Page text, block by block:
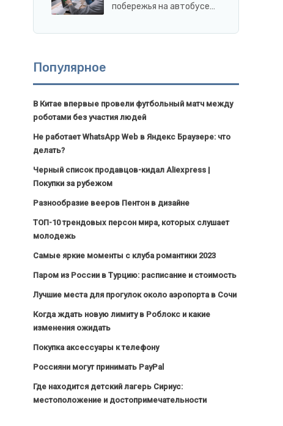
побережья на автобусе…
Популярное
В Китае впервые провели футбольный матч между
роботами без участия людей
Не работает WhatsApp Web в Яндекс Браузере: что
делать?
Черный список продавцов-кидал Aliexpress |
Покупки за рубежом
Разнообразие вееров Пентон в дизайне
ТОП-10 трендовых персон мира, которых слушает
молодежь
Самые яркие моменты с клуба романтики 2023
Паром из России в Турцию: расписание и стоимость
Лучшие места для прогулок около аэропорта в Сочи
Когда ждать новую лимиту в Роблокс и какие
изменения ожидать
Покупка аксессуары к телефону
Россияни могут принимать PayPal
Где находится детский лагерь Сириус:
местоположение и достопримечательности